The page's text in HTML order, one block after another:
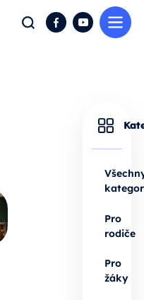
Hledat FacebookYouTube
Pro
rodiče
Pro
žáky